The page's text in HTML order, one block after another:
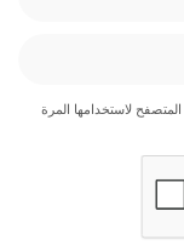
لاستخدامها المرة